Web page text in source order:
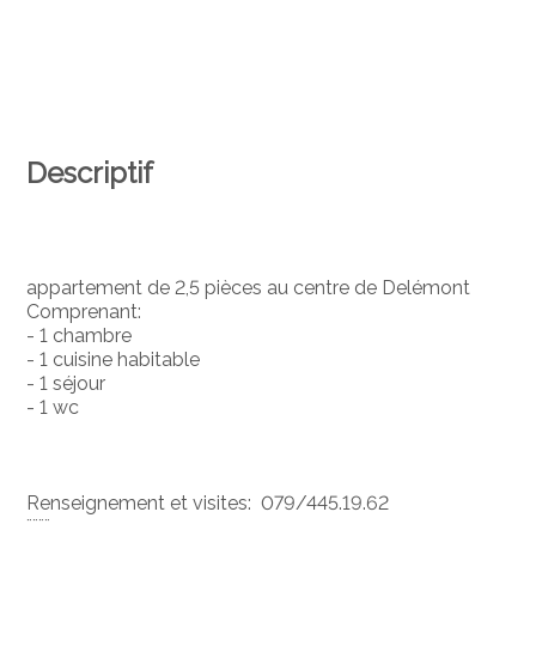
Descriptif
appartement de 2,5 pièces au centre de Delémont
Comprenant:
- 1 chambre
- 1 cuisine habitable
- 1 séjour
- 1 wc
Renseignement et visites: 079/445.19.62
¨¨¨¨